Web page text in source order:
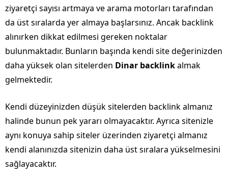
ziyaretçi sayısı artmaya ve arama motorları tarafından
da üst sıralarda yer almaya başlarsınız. Ancak backlink
alınırken dikkat edilmesi gereken noktalar
bulunmaktadır. Bunların başında kendi site değerinizden
daha yüksek olan sitelerden Dinar backlinkalmak
gelmektedir.
Kendi düzeyinizden düşük sitelerden backlink almanız
halinde bunun pek yararı olmayacaktır. Ayrıca sitenizle
aynı konuya sahip siteler üzerinden ziyaretçi almanız
kendi alanınızda sitenizin daha üst sıralara yükselmesini
sağlayacaktır.